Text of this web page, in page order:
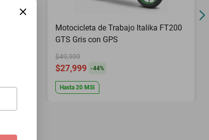
Motocicleta de Trabajo Italika FT200
GTS Gris con GPS
$49,999
$27,999 -44%
Hasta 20 MSI